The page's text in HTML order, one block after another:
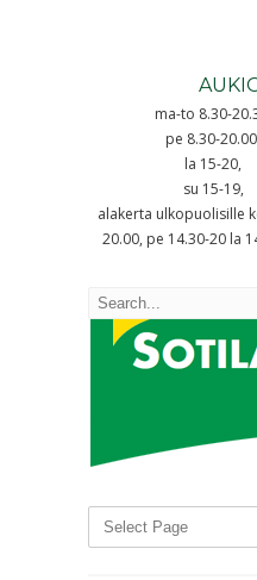
ma-to 8.30-
pe 8.30-
la 15-20,
su 15-19,
alakerta ulkopuolisille
20.00, pe 14.30-20 la